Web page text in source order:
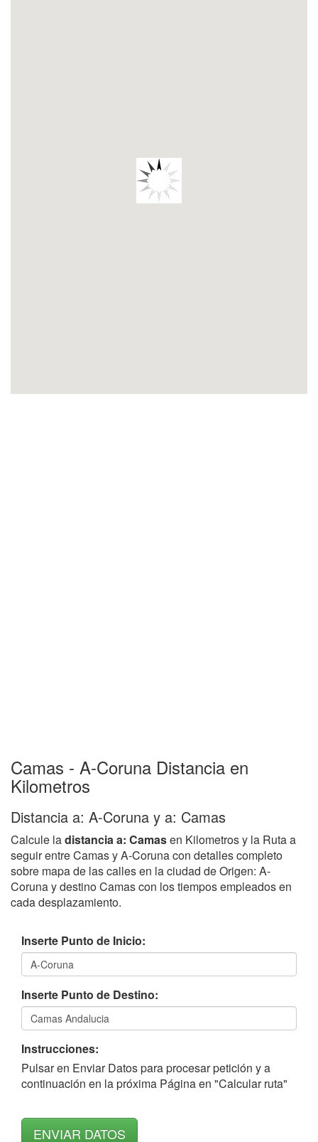
Camas - A-Coruna Distancia en
Kilometros
Distancia a: A-Coruna y a: Camas
Calcule ladistancia a: Camasen Kilometros y la Ruta a
seguir entre Camas y A-Coruna con detalles completo
sobre mapa de las calles en la ciudad de Origen: A-
Coruna y destino Camas con los tiempos empleados en
cada desplazamiento.
Inserte Punto de Inicio:
Inserte Punto de Destino:
Instrucciones:
Pulsar en Enviar Datos para procesar petición y a
continuación en la próxima Página en "Calcular ruta"